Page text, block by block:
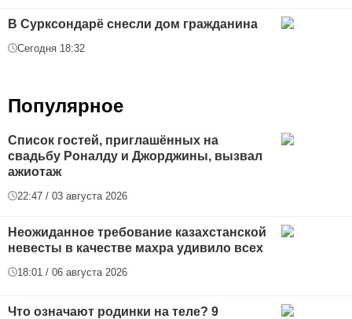
В Сурксондарё снесли дом гражданина
Сегодня 18:32
Популярное
Список гостей, приглашённых на
свадьбу Роналду и Джорджины, вызвал
ажиотаж
22:47 / 03 августа 2026
Неожиданное требование казахстанской
невесты в качестве махра удивило всех
18:01 / 06 августа 2026
Что означают родинки на теле? 9